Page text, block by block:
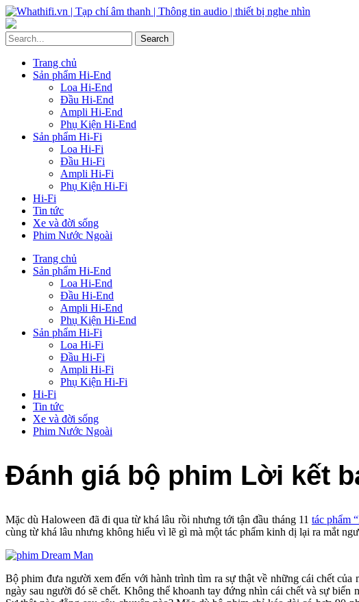
Trang chủ
Sản phẩm Hi-End
Loa Hi-End
Đầu Hi-End
Ampli Hi-End
Phụ Kiện Hi-End
Sản phẩm Hi-Fi
Loa Hi-Fi
Đầu Hi-Fi
Ampli Hi-Fi
Phụ Kiện Hi-Fi
Hi-Fi
Tin tức
Xe và đời sống
Phim Nước Ngoài
Trang chủ
Sản phẩm Hi-End
Loa Hi-End
Đầu Hi-End
Ampli Hi-End
Phụ Kiện Hi-End
Sản phẩm Hi-Fi
Loa Hi-Fi
Đầu Hi-Fi
Ampli Hi-Fi
Phụ Kiện Hi-Fi
Hi-Fi
Tin tức
Xe và đời sống
Phim Nước Ngoài
Đánh giá bộ phim Lời kết
Mặc dù Haloween đã đi qua từ khá lâu rồi nhưng tới tận đầu tháng 11 tác phẩm
cùng từ khá lâu nhưng không hiểu vì lẽ gì mà một tác phẩm kinh dị lại ra mắt
Bộ phim đưa người xem đến với hành trình tìm ra sự thật về những cái chết
ngày sau người đó sẽ chết. Không thể khoanh tay đứng nhìn cái chết và sự